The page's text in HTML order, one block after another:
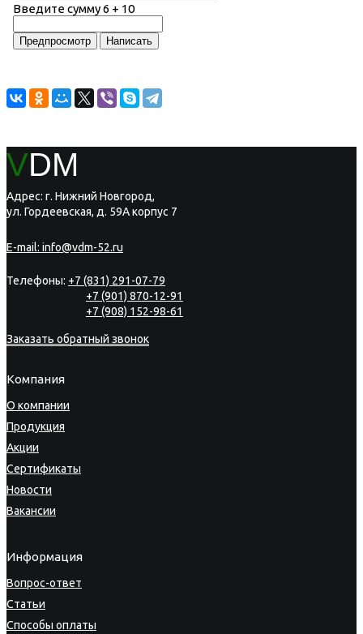
Введите сумму 6 + 10
VDM
Адрес: г. Нижний Новгород,
ул. Гордеевская, д. 59А корпус 7
E-mail: info@vdm-52.ru
Телефоны: +7 (831) 291-07-79
+7 (901) 870-12-91
+7 (908) 152-98-61
Заказать обратный звонок
Компания
О компании
Продукция
Акции
Сертификаты
Новости
Вакансии
Информация
Вопрос-ответ
Статьи
Способы оплаты